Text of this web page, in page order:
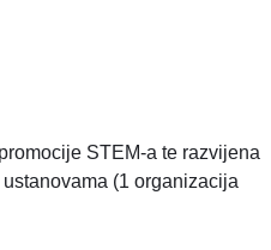
STEM-a te razvijena
(1 organizacija